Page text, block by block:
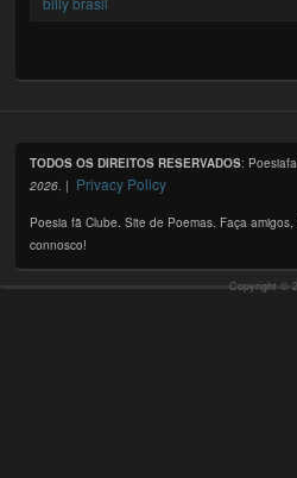
TODOS OS DIREITOS RESERVADOS:
2026. | Privacy Policy
Poesia fã Clube. Site de Poemas. Faça
connosco!
Copyright ©